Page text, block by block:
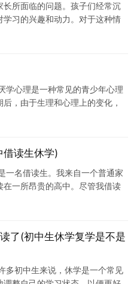
所面临的问题。孩子们经常沉
习的兴趣和动力。对于这种情
学心理是一种常见的青少年心理
，由于生理和心理上的变化，
借读生休学)
一名借读生。我来自一个普通家
一所昂贵的高中。尽管我借读
了(初中生休学复学是不是
多初中生来说，休学是一个常见